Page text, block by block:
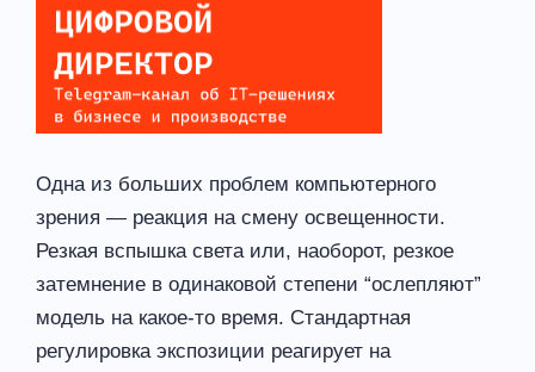
Одна из больших проблем компьютерного
зрения — реакция на смену освещенности.
Резкая вспышка света или, наоборот, резкое
затемнение в одинаковой степени “ослепляют”
модель на какое-то время. Стандартная
регулировка экспозиции реагирует на